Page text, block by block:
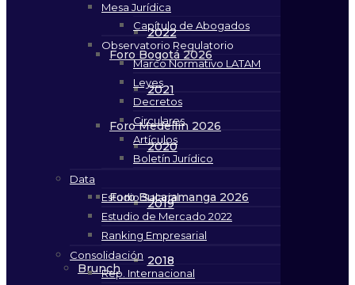
2022
2021
2020
2019
2018
Foro Bogotá 2026
Foro Medellín 2026
Foro Bucaramanga 2026
Brunch
Mesa Jurídica
Capítulo de Abogados
Observatorio Regulatorio
Marco Normativo LATAM
Leyes
Decretos
Circulares
Artículos
Boletín Jurídico
Data
Estudio Salarial
Estudio de Mercado 2022
Ranking Empresarial
Consolidación
Rep. Internacional